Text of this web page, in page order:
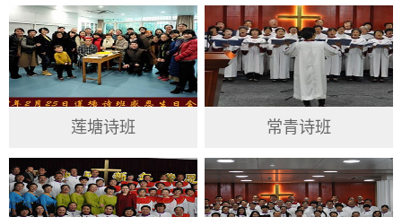
莲塘诗班 常青诗班